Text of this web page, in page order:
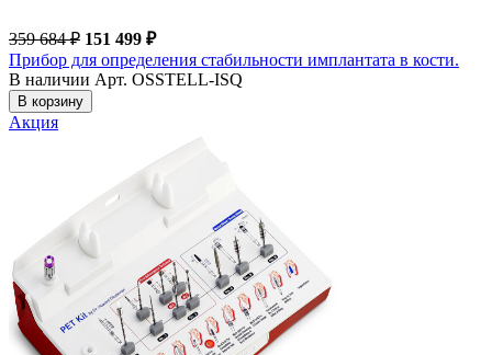
359 684 ₽ 151 499 ₽
Прибор для определения стабильности имплантата в кости.
В наличии Арт. OSSTELL-ISQ
В корзину
Акция